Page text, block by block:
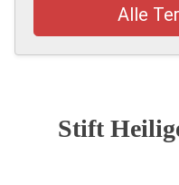
Alle
Stift